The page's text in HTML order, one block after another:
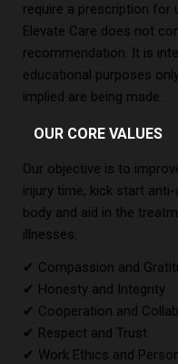
require a prescription for
Elevate Care does not
recommendation. It is
educational purposes
implied are being made.
OUR CORE VALUES
Our objective is to
injury time, kick start
body and aid in the
illnesses.
✔ Compassion and
✔ Honesty and Integrity
✔ Cooperation and
✔ Respect and Trust
✔ Work Ethics and